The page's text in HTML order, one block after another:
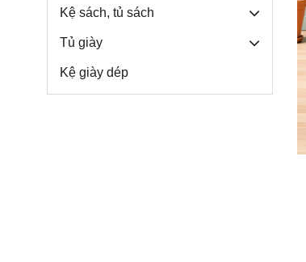
Kệ sách, tủ sách
Tủ giày
Kệ giày dép